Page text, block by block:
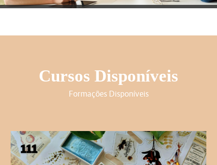
Cursos Disponíveis
Formações Disponíveis